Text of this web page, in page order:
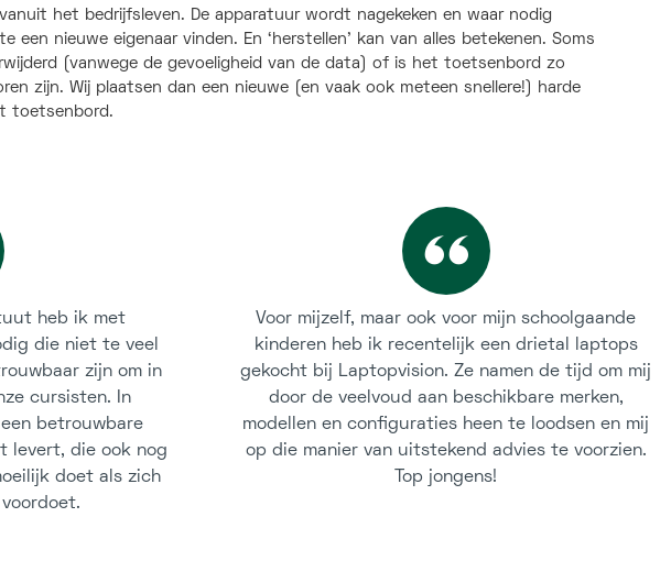
het bedrijfsleven. De apparatuur wordt nagekeken en waar nodig
een nieuwe eigenaar vinden. En ‘herstellen’ kan van alles betekenen. Soms
(vanwege de gevoeligheid van de data) of is het toetsenbord zo
zijn. Wij plaatsen dan een nieuwe (en vaak ook meteen snellere!) harde
toetsenbord.
heb ik met
die niet te veel
zijn om in
cursisten. In
betrouwbare
levert, die ook nog
doet als zich
Voor mijzelf, maar ook voor mijn schoolgaande
kinderen heb ik recentelijk een drietal laptops
gekocht bij Laptopvision. Ze namen de tijd om mij
door de veelvoud aan beschikbare merken,
modellen en configuraties heen te loodsen en mij
op die manier van uitstekend advies te voorzien.
Top jongens!